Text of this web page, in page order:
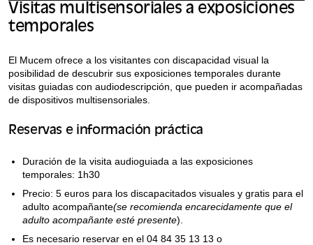
Visitas multisensoriales a exposiciones
temporales
El Mucem ofrece a los visitantes con discapacidad visual la
posibilidad de descubrir sus exposiciones temporales durante
visitas guiadas con audiodescripción, que pueden ir acompañadas
de dispositivos multisensoriales.
Reservas e información práctica
Duración de la visita audioguiada a las exposiciones
temporales: 1h30
Precio: 5 euros para los discapacitados visuales y gratis para el
adulto acompañante(se recomienda encarecidamente que el
adulto acompañante esté presente).
Es necesario reservar en el 04 84 35 13 13 o